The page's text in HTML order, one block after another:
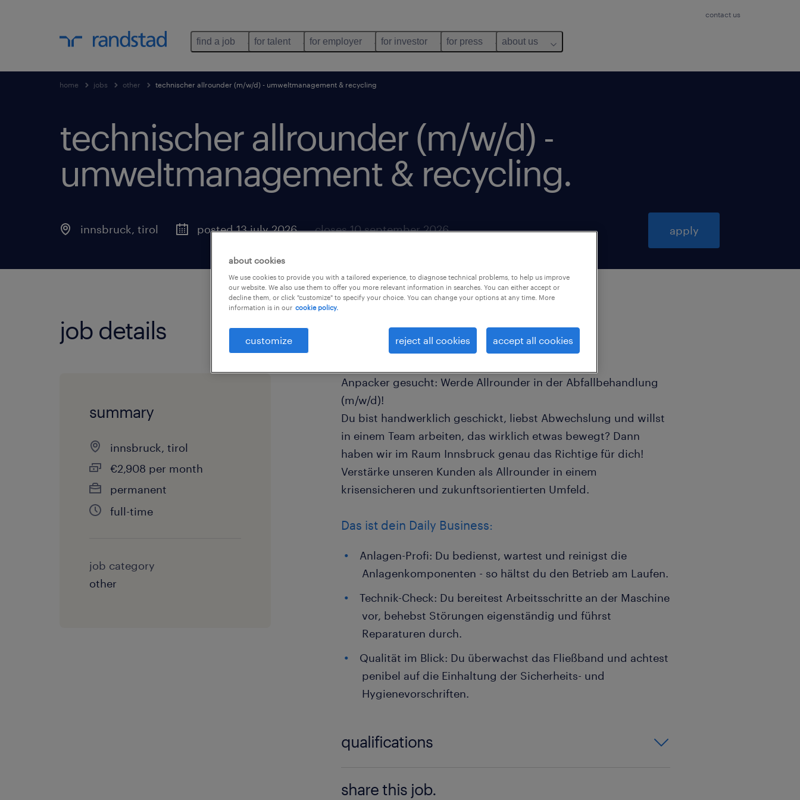
contact us
find a job for talent for employer for investor for press about us
home jobs other technischer allrounder (m/w/d) - umweltmanagement & recycling
technischer allrounder (m/w/d) -
umweltmanagement & recycling.
innsbruck, tirol posted 13 july 2026 closes 10 september 2026 apply
job details
summary
innsbruck, tirol
€2,908 per month
permanent
full-time
job category
other
Anpacker gesucht: Werde Allrounder in der Abfallbehandlung
(m/w/d)!
Du bist handwerklich geschickt, liebst Abwechslung und willst
in einem Team arbeiten, das wirklich etwas bewegt? Dann
haben wir im Raum Innsbruck genau das Richtige für dich!
Verstärke unseren Kunden als Allrounder in einem
krisensicheren und zukunftsorientierten Umfeld.
Das ist dein Daily Business:
Anlagen-Profi: Du bedienst, wartest und reinigst die
Anlagenkomponenten - so hältst du den Betrieb am Laufen.
Technik-Check: Du bereitest Arbeitsschritte an der Maschine
vor, behebst Störungen eigenständig und führst
Reparaturen durch.
Qualität im Blick: Du überwachst das Fließband und achtest
penibel auf die Einhaltung der Sicherheits- und
Hygienevorschriften.
qualifications
Sicherheit: Ein langfristiges Dienstverhältnis in
share this job.
about cookies
We use cookies to provide you with a tailored experience, to diagnose technical problems, to help us improve
our website. We also use them to offer you more relevant information in searches. You can either accept or
decline them, or click "customize" to specify your choice. You can change your options at any time. More
information is in our cookie policy.
customize reject all cookies accept all cookies